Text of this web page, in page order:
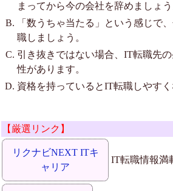
まってから今の会社を辞めましょう
「数うちゃ当たる」という感じで
職しましょう。
引き抜きではない場合、IT転職先
性があります。
資格を持っているとIT転職しやすく
【厳選リンク】
リクナビNEXT ITキ
ャリア
IT転職情報満